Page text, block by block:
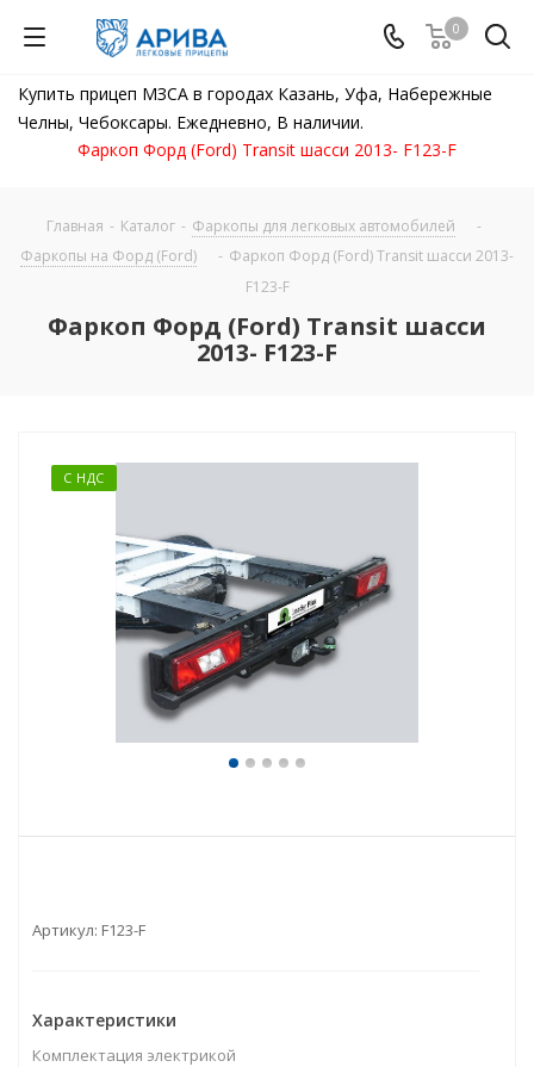
0
Купить прицеп МЗСА в городах Казань, Уфа, Набережные
Челны, Чебоксары. Ежедневно, В наличии.
Фаркоп Форд (Ford) Transit шасси 2013- F123-F
Главная - Каталог - Фаркопы для легковых автомобилей
-
Фаркопы на Форд (Ford)
- Фаркоп Форд (Ford) Transit шасси 2013-
F123-F
Фаркоп Форд (Ford) Transit шасси
2013- F123-F
С НДС
Артикул: F123-F
Характеристики
Комплектация электрикой